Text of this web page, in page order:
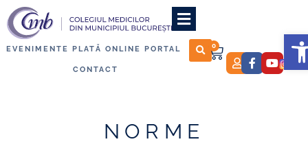
EVENIMENTE PLATĂ ONLINE PORTAL
CONTACT
0
NORME